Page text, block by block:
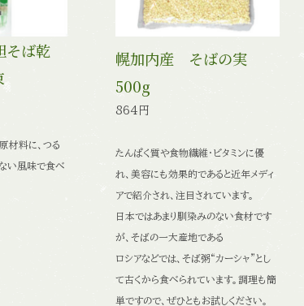
ば乾
材料に、つる
い風味で食べ
幌加内産 そばの実
500g
864円
たんぱく質や食物繊維・ビタミンに優
れ、美容にも効果的であると近年メディ
アで紹介され、注目されています。
日本ではあまり馴染みのない食材です
が、そばの一大産地である
ロシアなどでは、そば粥“カーシャ”とし
て古くから食べられています。調理も簡
単ですので、ぜひともお試しください。